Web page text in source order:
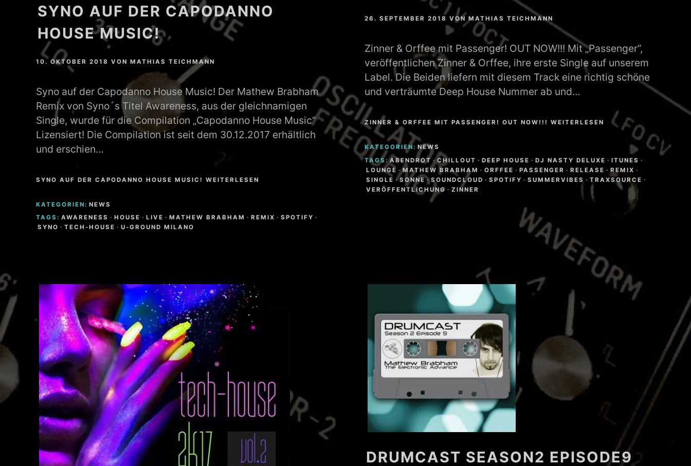
SYNO AUF DER CAPODANNO
HOUSE MUSIC!
10. OKTOBER 2018 VONMATHIAS TEICHMANN
Syno auf der Capodanno House Music! Der Mathew Brabham
Remix von Syno´s Titel Awareness, aus der gleichnamigen
Single, wurde für die Compilation „Capodanno House Music“
Lizensiert! Die Compilation ist seit dem 30.12.2017 erhältlich
und erschien…
SYNO AUF DER CAPODANNO HOUSE MUSIC! WEITERLESEN
KATEGORIEN: NEWS
TAGS: AWARENESS · HOUSE · LIVE · MATHEW BRABHAM · REMIX · SPOTIFY ·
SYNO · TECH-HOUSE · U-GROUND MILANO
26. SEPTEMBER 2018 VONMATHIAS TEICHMANN
Zinner & Orffee mit Passenger! OUT NOW!!! Mit „Passenger“,
veröffentlichen Zinner & Orffee, ihre erste Single auf unserem
Label. Die Beiden liefern mit diesem Track eine richtig schöne
und verträumte Deep House Nummer ab und…
ZINNER & ORFFEE MIT PASSENGER! OUT NOW!!! WEITERLESEN
KATEGORIEN: NEWS
TAGS: ABENDROT · CHILLOUT · DEEP HOUSE · DJ NASTY DELUXE · ITUNES ·
LOUNGE · MATHEW BRABHAM · ORFFEE · PASSENGER · RELEASE · REMIX ·
SINGLE · SONNE · SOUNDCLOUD · SPOTIFY · SUMMERVIBES · TRAXSOURCE ·
VERÖFFENTLICHUNG · ZINNER
DRUMCAST SEASON2 EPISODE9